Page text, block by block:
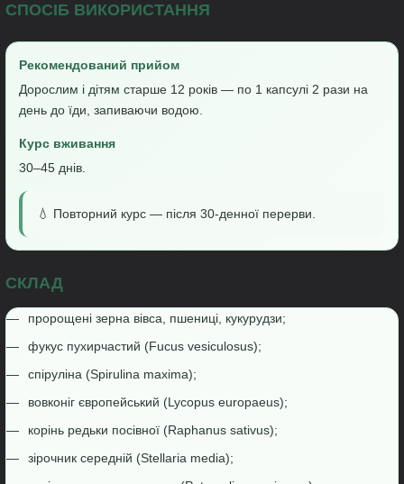
СПОСІБ ВИКОРИСТАННЯ
Рекомендований прийом
Дорослим і дітям старше 12 років — по 1 капсулі 2 рази на
день до їди, запиваючи водою.
Курс вживання
30–45 днів.
💧 Повторний курс — після 30-денної перерви.
СКЛАД
пророщені зерна вівса, пшениці, кукурудзи;
фукус пухирчастий (Fucus vesiculosus);
спіруліна (Spirulina maxima);
вовконіг європейський (Lycopus europaeus);
корінь редьки посівної (Raphanus sativus);
зірочник середній (Stellaria media);